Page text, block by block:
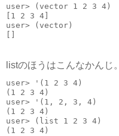
user> (vector 1 2 3 4)
[1 2 3 4]
user> (vector)
[]
listのほうはこんなかんじ。
user> '(1 2 3 4)
(1 2 3 4)
user> '(1, 2, 3, 4)
(1 2 3 4)
user> (list 1 2 3 4)
(1 2 3 4)